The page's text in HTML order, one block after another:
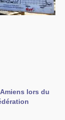
lors du